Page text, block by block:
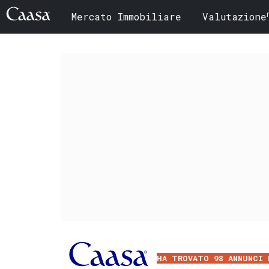
Mercato Immobiliare Valutazione
HA TROVATO 98 ANNUNCI